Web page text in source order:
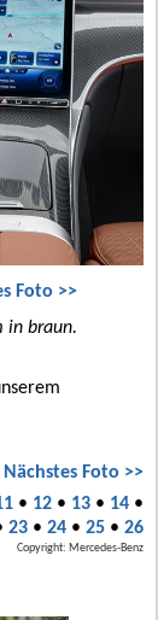
Foto >>
in braun.
Nächstes Foto >>
• 12• 13• 14•
23• 24• 25• 26
Copyright: Mercedes-Benz